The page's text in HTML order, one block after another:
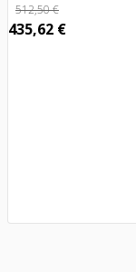
512,50€
435,62 €